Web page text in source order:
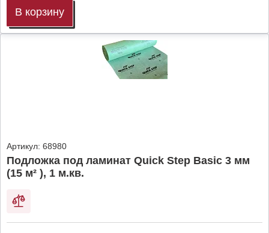
В корзину
Артикул: 68980
Подложка под ламинат Quick Step Basic 3 мм
(15 м² ), 1 м.кв.